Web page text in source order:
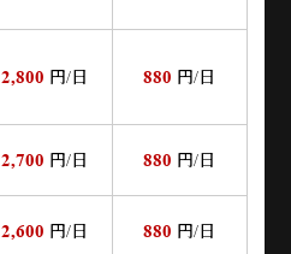
2,800 円/日 880 円/日
2,700 円/日 880 円/日
2,600 円/日 880 円/日